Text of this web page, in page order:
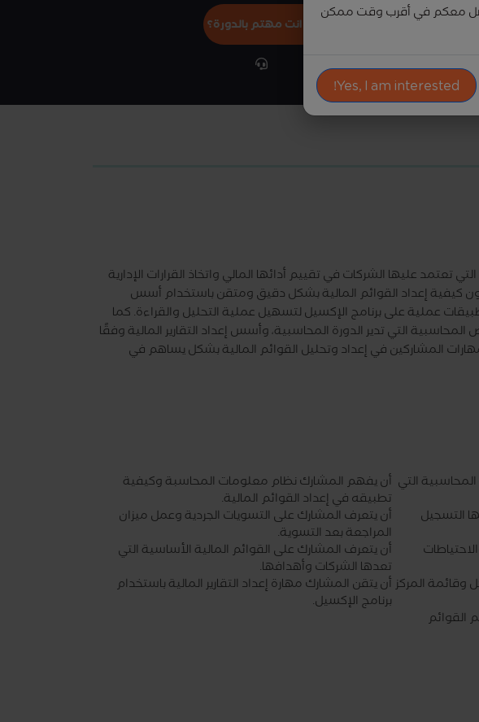
المشاركة هل انت مهتم بالدورة؟
تعتمد عليها الشركات في تقييم أدائها المالي واتخاذ القرارات الإدارية
كيفية إعداد القوائم المالية بشكل دقيق ومتقن باستخدام أسس
عملية على برنامج الإكسيل لتسهيل عملية التحليل والقراءة. كما
التي تدير الدورة المحاسبية، وأسس إعداد التقارير المالية وفقًا
المشاركين في إعداد وتحليل القوائم المالية بشكل يساهم في
التي أن يفهم المشارك نظام معلومات المحاسبة وكيفية
تطبيقه في إعداد القوائم المالية.
التسجيل
أن يتعرف المشارك على التسويات الجردية وعمل ميزان
المراجعة بعد التسوية.
أن يتعرف المشارك على القوائم المالية الأساسية التي
تعدها الشركات وأهدافها.
وقائمة المركز أن يتقن المشارك مهارة إعداد التقارير المالية باستخدام
برنامج الإكسيل.
القوائم
معكم في أقرب وقت ممكن
Yes, I am interested!